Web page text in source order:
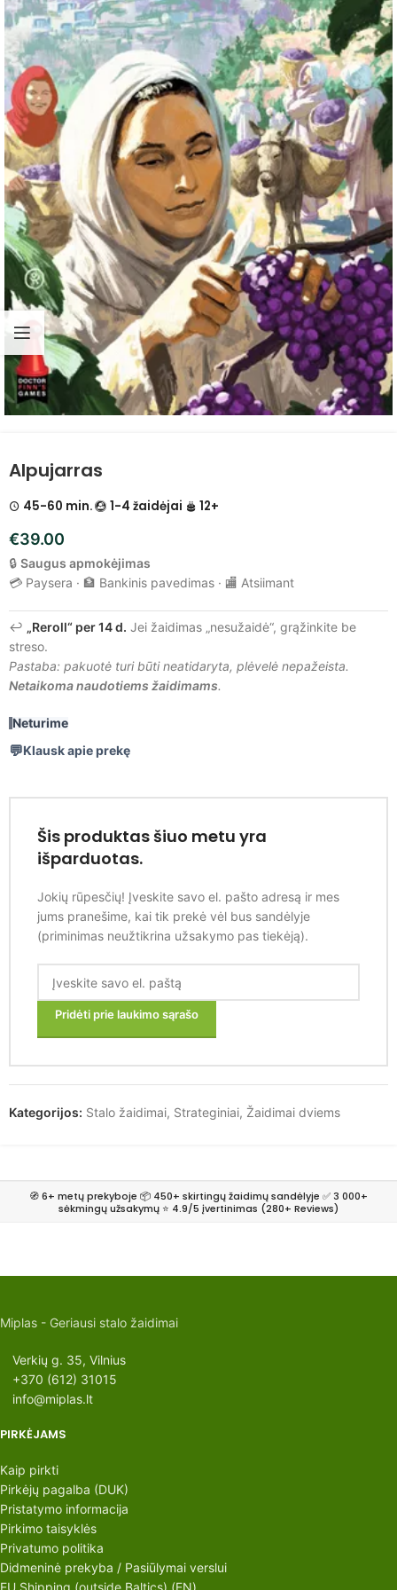
Alpujarras
45-60 min. 1-4 žaidėjai 12+
€39.00
🔒 Saugus apmokėjimas
💳 Paysera · 🏦 Bankinis pavedimas · 🏬 Atsiimant
↩️ „Reroll“ per 14 d. Jei žaidimas „nesužaidė“, grąžinkite be
streso.
Pastaba: pakuotė turi būti neatidaryta, plėvelė nepažeista.
Netaikoma naudotiems žaidimams.
Neturime
Klausk apie prekę
Šis produktas šiuo metu yra
išparduotas.
Jokių rūpesčių! Įveskite savo el. pašto adresą ir mes
jums pranešime, kai tik prekė vėl bus sandėlyje
(priminimas neužtikrina užsakymo pas tiekėją).
Pridėti prie laukimo sąrašo
Kategorijos: Stalo žaidimai, Strateginiai, Žaidimai dviems
🧭 6+ metų prekyboje 📦 450+ skirtingų žaidimų sandėlyje ✅ 3 000+
sėkmingų užsakymų ⭐ 4.9/5 įvertinimas (280+ Reviews)
Miplas - Geriausi stalo žaidimai
Verkių g. 35, Vilnius
+370 (612) 31015
info@miplas.lt
PIRKĖJAMS
Kaip pirkti
Pirkėjų pagalba (DUK)
Pristatymo informacija
Pirkimo taisyklės
Privatumo politika
Didmeninė prekyba / Pasiūlymai verslui